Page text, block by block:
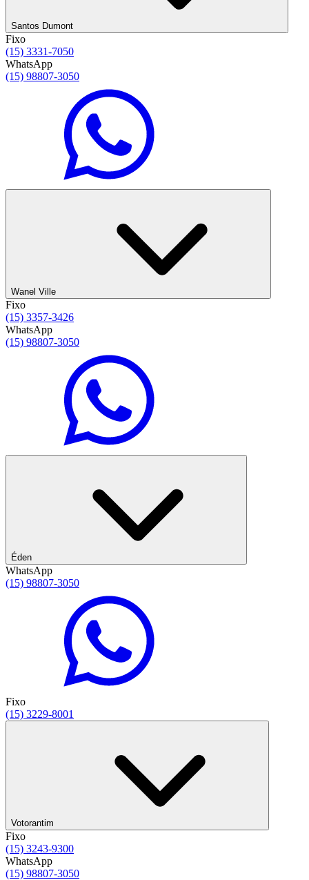
Santos Dumont
Fixo
(15) 3331-7050
WhatsApp
(15) 98807-3050
Wanel Ville
Fixo
(15) 3357-3426
WhatsApp
(15) 98807-3050
Éden
WhatsApp
(15) 98807-3050
Fixo
(15) 3229-8001
Votorantim
Fixo
(15) 3243-9300
WhatsApp
(15) 98807-3050